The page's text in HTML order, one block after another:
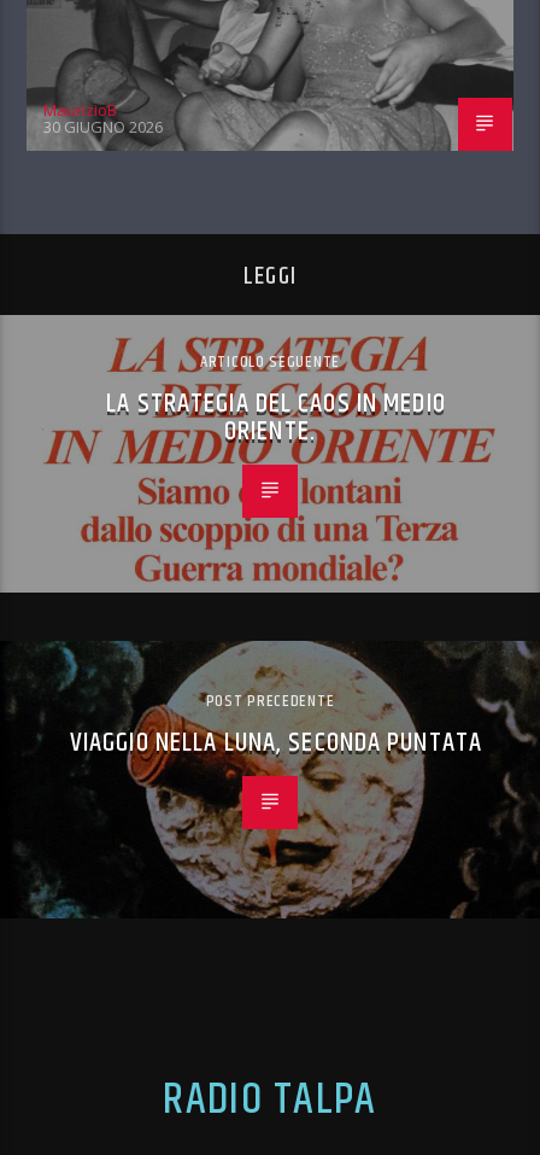
MaurizioB
30 GIUGNO 2026
LEGGI
ARTICOLO SEGUENTE
LA STRATEGIA DEL CAOS IN MEDIO
ORIENTE.
POST PRECEDENTE
VIAGGIO NELLA LUNA, SECONDA PUNTATA
RADIO TALPA